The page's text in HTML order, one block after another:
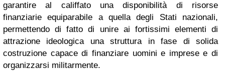
garantire al califfato una disponibilità di risorse
finanziarie equiparabile a quella degli Stati nazionali,
permettendo di fatto di unire ai fortissimi elementi di
attrazione ideologica una struttura in fase di solida
costruzione capace di finanziare uomini e imprese e di
organizzarsi militarmente.